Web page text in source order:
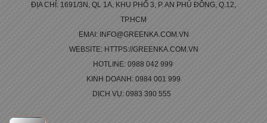
ĐỊA CHỈ: 1691/3N, QL 1A, KHU PHỐ 3, P. AN PHÚ ĐÔNG, Q.12,
TP.HCM
EMAI: INFO@GREENKA.COM.VN
WEBSITE: HTTPS://GREENKA.COM.VN
HOTLINE: 0988 042 999
KINH DOANH: 0984 001 999
DỊCH VỤ: 0983 390 555